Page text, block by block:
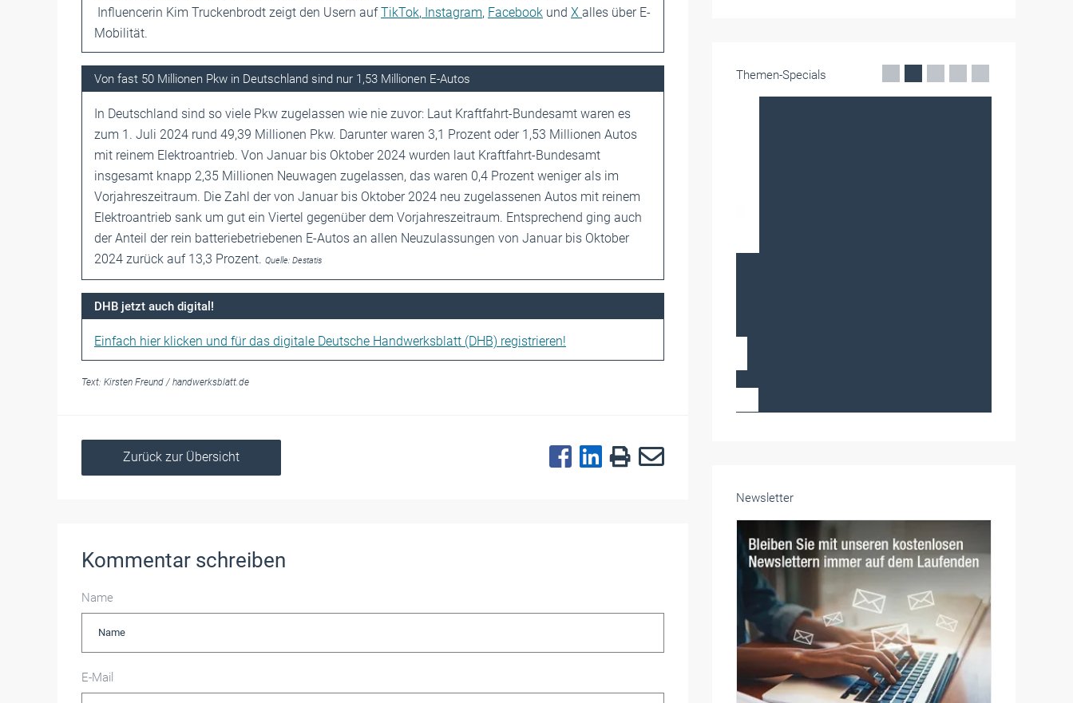
Influencerin Kim Truckenbrodt zeigt den Usern aufTikTok, Instagram, Facebook und X alles über E-
Mobilität.
Von fast 50 Millionen Pkw in Deutschland sind nur 1,53 Millionen E-Autos
In Deutschland sind so viele Pkw zugelassen wie nie zuvor: Laut Kraftfahrt-Bundesamt waren es
zum 1. Juli 2024 rund 49,39 Millionen Pkw. Darunter waren 3,1 Prozent oder 1,53 Millionen Autos
mit reinem Elektroantrieb. Von Januar bis Oktober 2024 wurden laut Kraftfahrt-Bundesamt
insgesamt knapp 2,35 Millionen Neuwagen zugelassen, das waren 0,4 Prozent weniger als im
Vorjahreszeitraum. Die Zahl der von Januar bis Oktober 2024 neu zugelassenen Autos mit reinem
Elektroantrieb sank um gut ein Viertel gegenüber dem Vorjahreszeitraum. Entsprechend ging auch
der Anteil der rein batteriebetriebenen E-Autos an allen Neuzulassungen von Januar bis Oktober
2024 zurück auf 13,3 Prozent. Quelle: Destatis
DHB jetzt auch digital!
Einfach hier klicken und für das digitale Deutsche Handwerksblatt (DHB) registrieren!
Text: Kirsten Freund / handwerksblatt.de
Zurück zur Übersicht
Kommentar schreiben
Name
E-Mail
Newsletter